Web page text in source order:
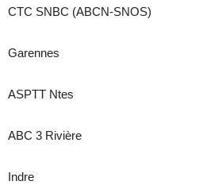
CTC SNBC (ABCN-SNOS)
Garennes
ASPTT Ntes
ABC 3 Rivière
Indre